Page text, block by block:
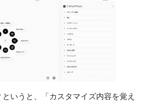
いうと、「カスタマイズ内容を覚え